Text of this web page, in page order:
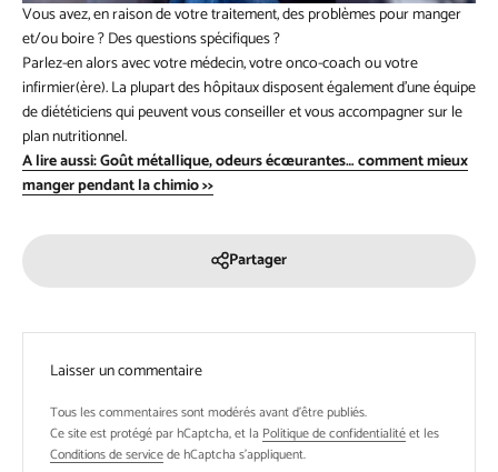
Vous avez, en raison de votre traitement, des problèmes pour manger
et/ou boire ? Des questions spécifiques ?
Parlez-en alors avec votre médecin, votre onco-coach ou votre
infirmier(ère). La plupart des hôpitaux disposent également d’une équipe
de diététiciens qui peuvent vous conseiller et vous accompagner sur le
plan nutritionnel.
A lire aussi: Goût métallique, odeurs écœurantes… comment mieux
manger pendant la chimio >>
Partager
Laisser un commentaire
Tous les commentaires sont modérés avant d'être publiés.
Ce site est protégé par hCaptcha, et la Politique de confidentialitéet les
Conditions de servicede hCaptcha s’appliquent.